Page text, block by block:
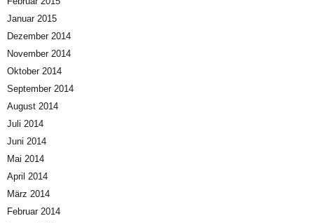
Januar 2015
Dezember 2014
November 2014
Oktober 2014
September 2014
August 2014
Juli 2014
Juni 2014
Mai 2014
April 2014
März 2014
Februar 2014